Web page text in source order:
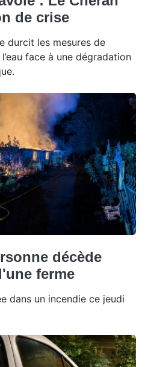
de crise
durcit les mesures de
face à une dégradation
décède
ferme
dans un incendie ce jeudi